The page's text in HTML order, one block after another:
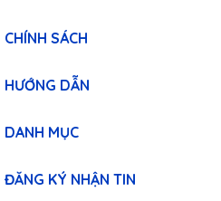
CHÍNH SÁCH
HƯỚNG DẪN
DANH MỤC
ĐĂNG KÝ NHẬN TIN